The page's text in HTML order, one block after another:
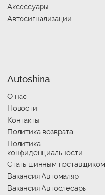
Аксессуары
Автосигнализации
Autoshina
О нас
Новости
Контакты
Политика возврата
Политика
конфиденциальности
Стать шинным поставщиком
Вакансия Автомаляр
Вакансия Автослесарь